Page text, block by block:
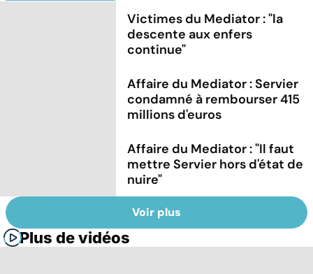
Victimes du Mediator : "la
descente aux enfers
continue"
Affaire du Mediator : Servier
condamné à rembourser 415
millions d'euros
Affaire du Mediator : "Il faut
mettre Servier hors d'état de
nuire"
Voir plus
Plus de vidéos